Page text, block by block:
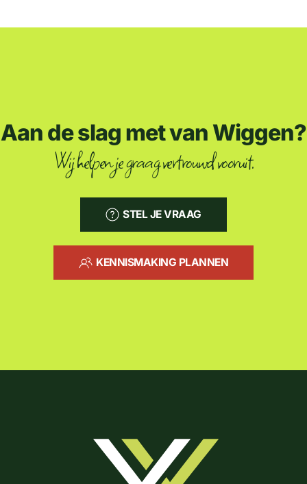
Aan de slag met van Wiggen?
Wij helpen je graag vertrouwd vooruit.
STEL JE VRAAG
KENNISMAKING PLANNEN